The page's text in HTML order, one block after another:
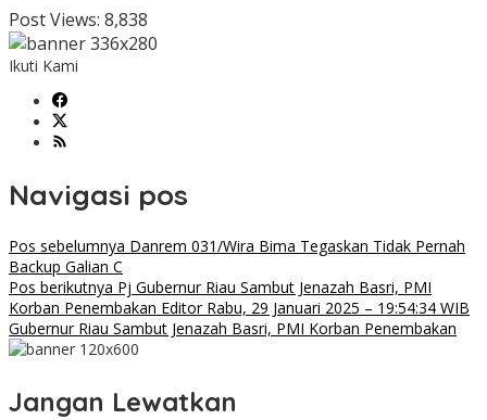
Post Views: 8,838
Ikuti Kami
Navigasi pos
Pos sebelumnya Danrem 031/Wira Bima Tegaskan Tidak Pernah
Backup Galian C
Pos berikutnya Pj Gubernur Riau Sambut Jenazah Basri, PMI
Korban Penembakan Editor Rabu, 29 Januari 2025 – 19:54:34 WIB
Gubernur Riau Sambut Jenazah Basri, PMI Korban Penembakan
Jangan Lewatkan